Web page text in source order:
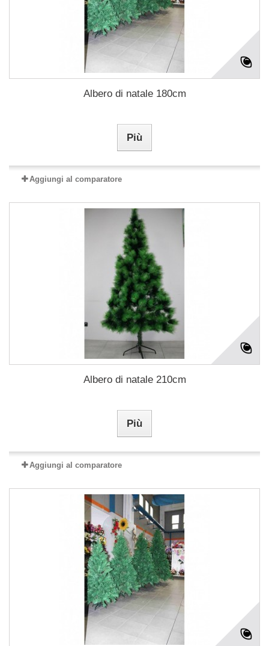
Albero di natale 180cm
Più
Aggiungi al comparatore
Albero di natale 210cm
Più
Aggiungi al comparatore